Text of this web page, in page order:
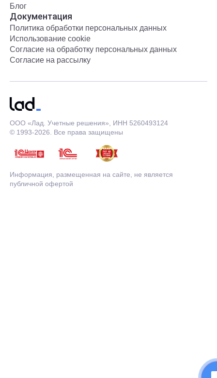
Блог
Документация
Политика обработки персональных данных
Использование cookie
Согласие на обработку персональных данных
Согласие на рассылку
ООО «Лад. Учетные решения», ИНН 5260493124
© 1993-2026. Все права защищены
Информация, размещенная на сайте, не является
публичной офертой